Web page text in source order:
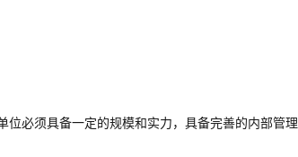
必须具备一定的规模和实力，具备完善的内部管